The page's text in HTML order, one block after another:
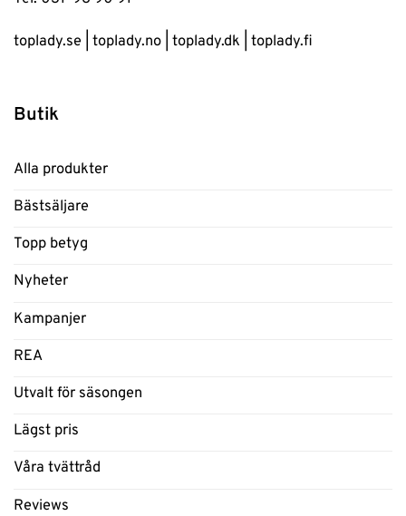
toplady.se toplady.no toplady.dk toplady.fi
Butik
Alla produkter
Bästsäljare
Topp betyg
Nyheter
Kampanjer
REA
Utvalt för säsongen
Lägst pris
Våra tvättråd
Reviews